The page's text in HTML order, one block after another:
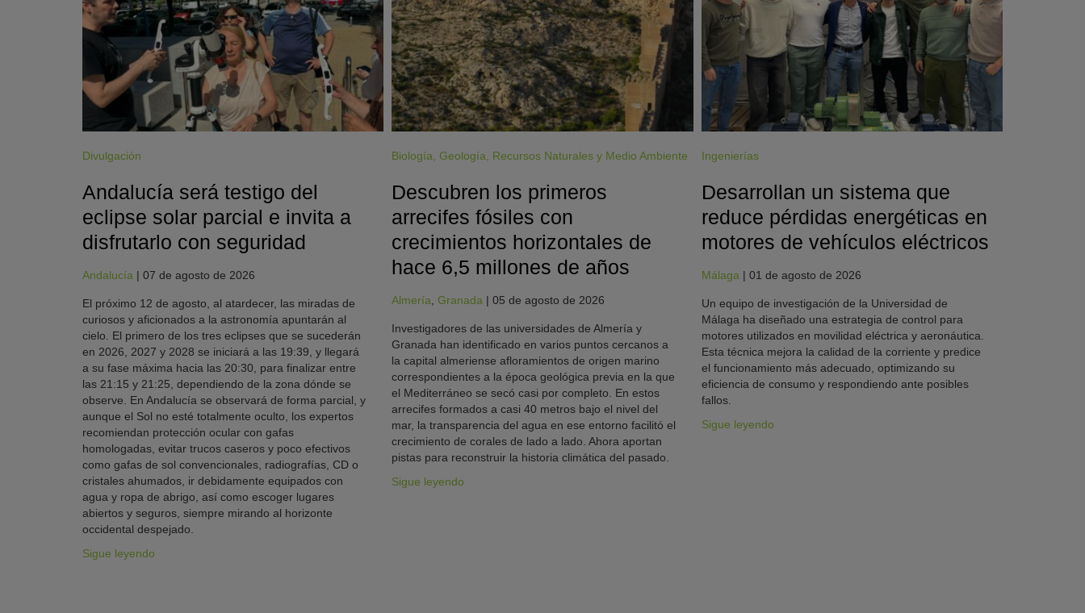
Divulgación
Andalucía será testigo del
eclipse solar parcial e invita a
disfrutarlo con seguridad
Andalucía | 07 de agosto de 2026
El próximo 12 de agosto, al atardecer, las miradas de
curiosos y aficionados a la astronomía apuntarán al
cielo. El primero de los tres eclipses que se sucederán
en 2026, 2027 y 2028 se iniciará a las 19:39, y llegará
a su fase máxima hacia las 20:30, para finalizar entre
las 21:15 y 21:25, dependiendo de la zona dónde se
observe. En Andalucía se observará de forma parcial, y
aunque el Sol no esté totalmente oculto, los expertos
recomiendan protección ocular con gafas
homologadas, evitar trucos caseros y poco efectivos
como gafas de sol convencionales, radiografías, CD o
cristales ahumados, ir debidamente equipados con
agua y ropa de abrigo, así como escoger lugares
abiertos y seguros, siempre mirando al horizonte
occidental despejado.
Sigue leyendo
Biología ,Geología Recursos Naturales y Medio Ambiente
Descubren los primeros
arrecifes fósiles con
crecimientos horizontales de
hace 6,5 millones de años
Almería ,Granada |05 de agosto de 2026
Investigadores de las universidades de Almería y
Granada han identificado en varios puntos cercanos a
la capital almeriense afloramientos de origen marino
correspondientes a la época geológica previa en la que
el Mediterráneo se secó casi por completo. En estos
arrecifes formados a casi 40 metros bajo el nivel del
mar, la transparencia del agua en ese entorno facilitó el
crecimiento de corales de lado a lado. Ahora aportan
pistas para reconstruir la historia climática del pasado.
Sigue leyendo
Ingenierías
Desarrollan un sistema que
reduce pérdidas energéticas en
motores de vehículos eléctricos
Málaga | 01 de agosto de 2026
Un equipo de investigación de la Universidad de
Málaga ha diseñado una estrategia de control para
motores utilizados en movilidad eléctrica y aeronáutica.
Esta técnica mejora la calidad de la corriente y predice
el funcionamiento más adecuado, optimizando su
eficiencia de consumo y respondiendo ante posibles
fallos.
Sigue leyendo